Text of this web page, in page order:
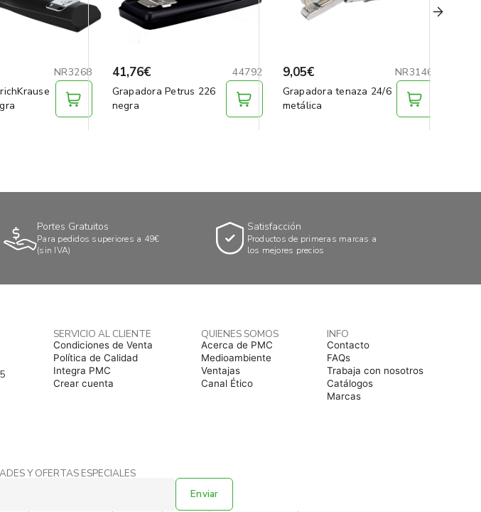
NR3268
41,76€
44792
Grapadora Petrus 226
negra
9,05€
NR3146
Grapadora tenaza 24/6
metálica
Portes Gratuitos
Para pedidos superiores a 49€
(sin IVA)
Satisfacción
Productos de primeras marcas a
los mejores precios
SERVICIO AL CLIENTE
Condiciones de Venta
Política de Calidad
Integra PMC
Crear cuenta
QUIENES SOMOS
Acerca de PMC
Medioambiente
Ventajas
Canal Ético
INFO
Contacto
FAQs
Trabaja con nosotros
Catálogos
Marcas
Y OFERTAS ESPECIALES
Enviar